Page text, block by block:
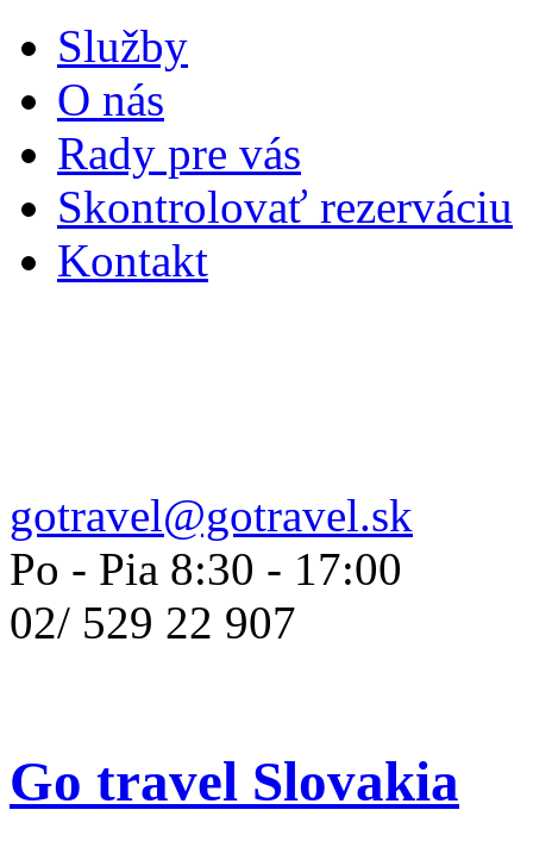
Služby
O nás
Rady pre vás
Skontrolovať rezerváciu
Kontakt
gotravel@gotravel.sk
Po - Pia 8:30 - 17:00
02/ 529 22 907
Go travel Slovakia